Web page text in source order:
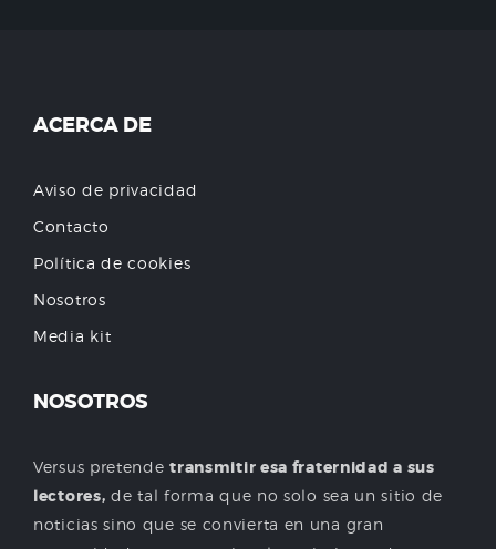
ACERCA DE
Aviso de privacidad
Contacto
Política de cookies
Nosotros
Media kit
NOSOTROS
Versus pretendetransmitir esa fraternidad a sus
lectores, de tal forma que no solo sea un sitio de
noticias sino que se convierta en una gran